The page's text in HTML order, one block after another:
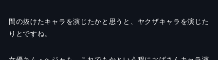
間の抜けたキャラを演じたかと思うと、ヤクザキャラを演じた
りとですね。